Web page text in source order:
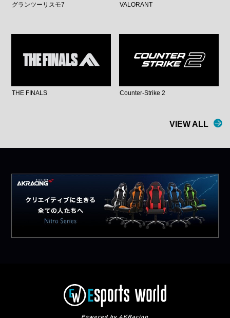
グランツーリスモ7 VALORANT
THE FINALS Counter-Strike 2
VIEW ALL